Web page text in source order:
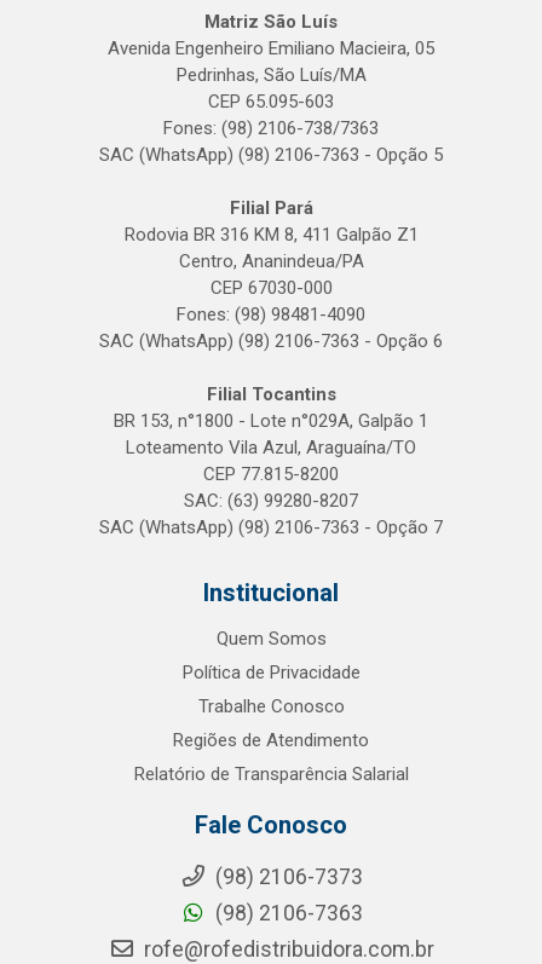
Matriz São Luís
Avenida Engenheiro Emiliano Macieira, 05
Pedrinhas, São Luís/MA
CEP 65.095-603
Fones: (98) 2106-738/7363
SAC (WhatsApp) (98) 2106-7363 - Opção 5
Filial Pará
Rodovia BR 316 KM 8, 411 Galpão Z1
Centro, Ananindeua/PA
CEP 67030-000
Fones: (98) 98481-4090
SAC (WhatsApp) (98) 2106-7363 - Opção 6
Filial Tocantins
BR 153, n°1800 - Lote n°029A, Galpão 1
Loteamento Vila Azul, Araguaína/TO
CEP 77.815-8200
SAC: (63) 99280-8207
SAC (WhatsApp) (98) 2106-7363 - Opção 7
Institucional
Quem Somos
Política de Privacidade
Trabalhe Conosco
Regiões de Atendimento
Relatório de Transparência Salarial
Fale Conosco
(98) 2106-7373
(98) 2106-7363
rofe@rofedistribuidora.com.br